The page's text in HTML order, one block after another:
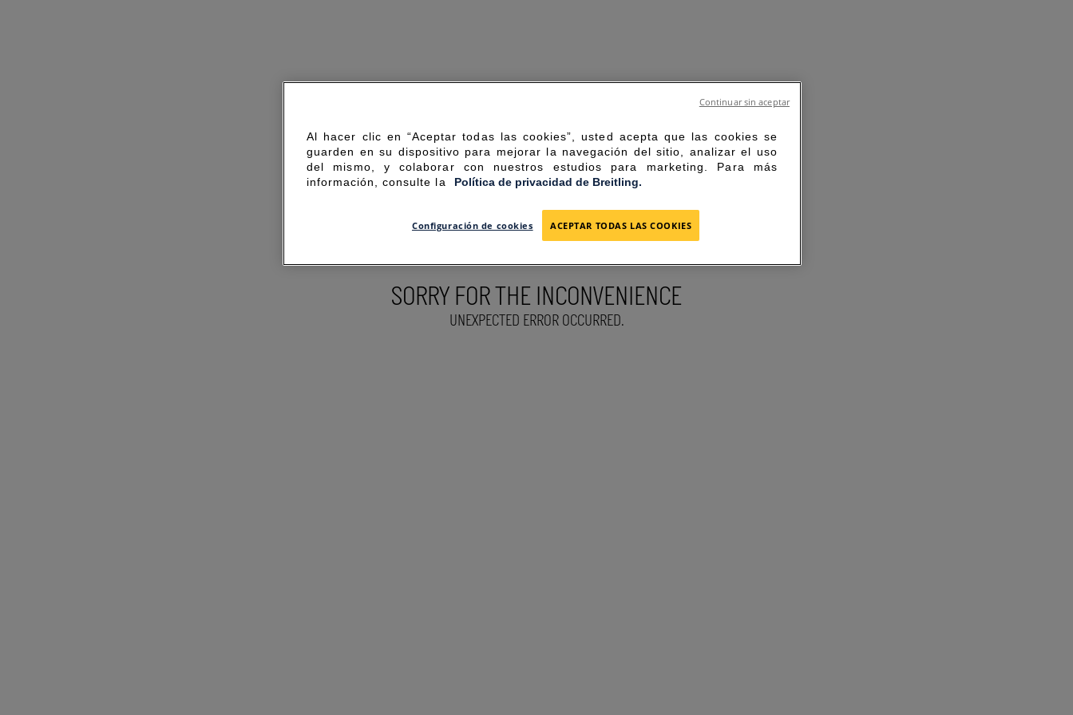
SORRY FOR THE INCONVENIENCE
UNEXPECTED ERROR OCCURRED.
Al hacer clic en “Aceptar todas las cookies”, usted acepta que las cookies se
guarden en su dispositivo para mejorar la navegación del sitio, analizar el uso
del mismo, y colaborar con nuestros estudios para marketing. Para más
información, consulte la
Política de privacidad de Breitling.
Configuración de cookies ACEPTAR TODAS LAS COOKIES
Continuar sin aceptar